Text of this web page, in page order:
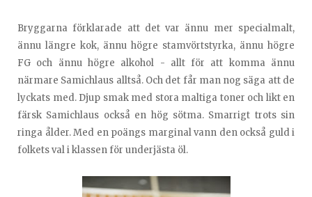
Bryggarna förklarade att det var ännu mer specialmalt,
ännu längre kok, ännu högre stamvörtstyrka, ännu högre
FG och ännu högre alkohol - allt för att komma ännu
närmare Samichlaus alltså. Och det får man nog säga att de
lyckats med. Djup smak med stora maltiga toner och likt en
färsk Samichlaus också en hög sötma. Smarrigt trots sin
ringa ålder. Med en poängs marginal vann den också guld i
folkets val i klassen för underjästa öl.